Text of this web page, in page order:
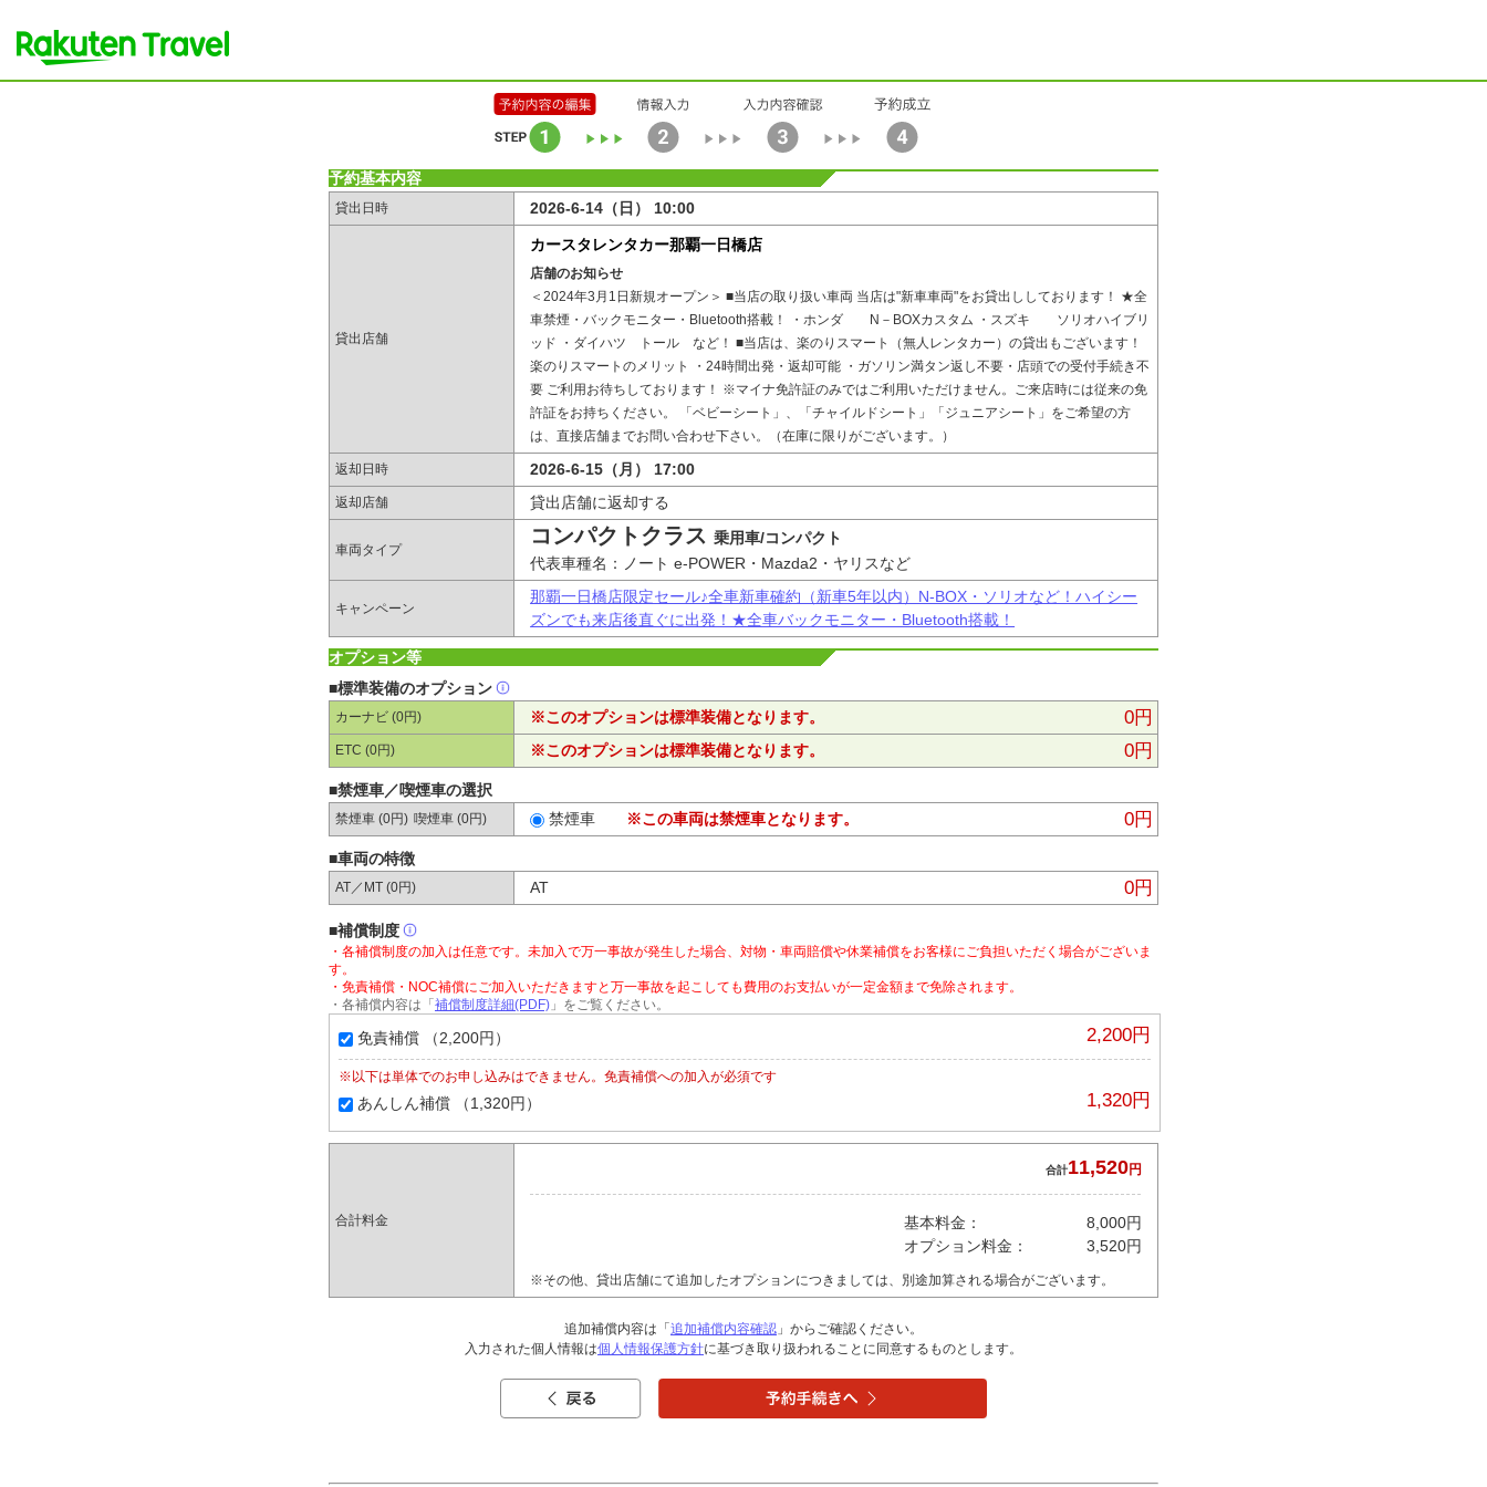
予約基本内容
貸出日時 2026-6-14（日） 10:00
貸出店舗
カースタレンタカー那覇一日橋店
店舗のお知らせ
＜2024年3月1日新規オープン＞ ■当店の取り扱い車両 当店は"新車車両"をお貸出ししております！ ★全
車禁煙・バックモニター・Bluetooth搭載！ ・ホンダ N－BOXカスタム ・スズキ ソリオハイブリ
ッド ・ダイハツ トール など！ ■当店は、楽のりスマート（無人レンタカー）の貸出もございます！
楽のりスマートのメリット ・24時間出発・返却可能 ・ガソリン満タン返し不要・店頭での受付手続き不
要 ご利用お待ちしております！ ※マイナ免許証のみではご利用いただけません。ご来店時には従来の免
許証をお持ちください。 「ベビーシート」、「チャイルドシート」「ジュニアシート」をご希望の方
は、直接店舗までお問い合わせ下さい。（在庫に限りがございます。）
返却日時 2026-6-15（月） 17:00
返却店舗 貸出店舗に返却する
車両タイプ
コンパクトクラス 乗用車/コンパクト
代表車種名：ノート e-POWER・Mazda2・ヤリスなど
キャンペーン
那覇一日橋店限定セール♪全車新車確約（新車5年以内）N-BOX・ソリオなど！ハイシー
ズンでも来店後直ぐに出発！★全車バックモニター・Bluetooth搭載！
オプション等
■標準装備のオプション
カーナビ (0円) ※このオプションは標準装備となります。 0円
ETC (0円) ※このオプションは標準装備となります。 0円
■禁煙車／喫煙車の選択
禁煙車 (0円) 喫煙車 (0円) 禁煙車 ※この車両は禁煙車となります。 0円
■車両の特徴
AT／MT (0円) AT 0円
■補償制度
・各補償制度の加入は任意です。未加入で万一事故が発生した場合、対物・車両賠償や休業補償をお客様にご負担いただく場合がございま
す。
・免責補償・NOC補償にご加入いただきますと万一事故を起こしても費用のお支払いが一定金額まで免除されます。
・各補償内容は「 補償制度詳細(PDF) 」をご覧ください。
免責補償 （2,200円） 2,200円
※以下は単体でのお申し込みはできません。免責補償への加入が必須です
あんしん補償 （1,320円） 1,320円
合計料金
合計11,520円
基本料金：
8,000円
オプション料金：
3,520円
※その他、貸出店舗にて追加したオプションにつきましては、別途加算される場合がございます。
追加補償内容は「 追加補償内容確認 」からご確認ください。
入力された個人情報は個人情報保護方針に基づき取り扱われることに同意するものとします。